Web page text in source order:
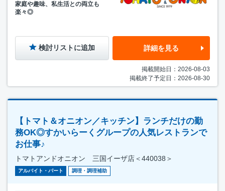
家庭や趣味、私生活との両立も
楽々◎
検討リストに追加 詳細を見る
掲載開始日：2026-08-03
掲載終了予定日：2026-08-30
【トマト＆オニオン／キッチン】ランチだけの勤
務OK◎すかいらーくグループの人気レストランで
お仕事♪
トマトアンドオニオン 三国イーザ店＜440038＞
アルバイト・パート 調理・調理補助